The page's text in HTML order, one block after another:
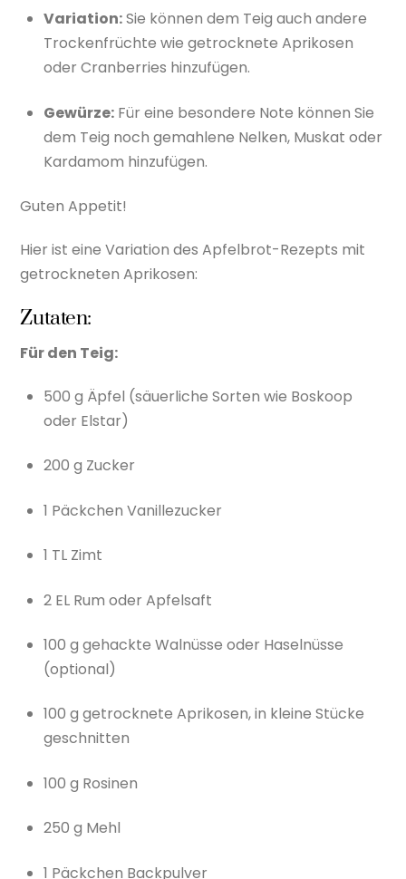
Variation:Sie können dem Teig auch andere
Trockenfrüchte wie getrocknete Aprikosen
oder Cranberries hinzufügen.
Gewürze: Für eine besondere Note können Sie
dem Teig noch gemahlene Nelken, Muskat oder
Kardamom hinzufügen.
Guten Appetit!
Hier ist eine Variation des Apfelbrot-Rezepts mit
getrockneten Aprikosen:
Zutaten:
Für den Teig:
500 g Äpfel (säuerliche Sorten wie Boskoop
oder Elstar)
200 g Zucker
1 Päckchen Vanillezucker
1 TL Zimt
2 EL Rum oder Apfelsaft
100 g gehackte Walnüsse oder Haselnüsse
(optional)
100 g getrocknete Aprikosen, in kleine Stücke
geschnitten
100 g Rosinen
250 g Mehl
1 Päckchen Backpulver